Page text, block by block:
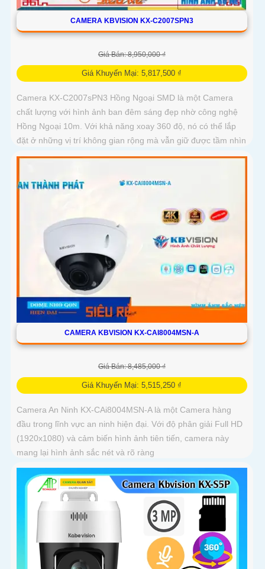
CAMERA KBVISION KX-C2007SPN3
Giá Bán: 8,950,000 ₫
Giá Khuyến Mại: 5,817,500 ₫
Camera KX-C2007sPN3 Hồng Ngoại SMD là một Camera
chất lượng với hình ảnh ban đêm sáng đẹp nhờ công nghệ
Hồng Ngoại 10m. Với khả năng xoay 360 độ, nó có thể lắp
đặt ở những vị trí không gian rộng mà vẫn giữ được tầm nhìn
rõ ràng
CAMERA KBVISION KX-CAI8004MSN-A
Giá Bán: 8,485,000 ₫
Giá Khuyến Mại: 5,515,250 ₫
Camera An Ninh KX-CAi8004MSN-A là một Camera hàng
đầu trong lĩnh vực an ninh hiện đại. Với độ phân giải Full HD
(1920x1080) và cảm biến hình ảnh tiên tiến, camera này
mang lại hình ảnh sắc nét và rõ ràng